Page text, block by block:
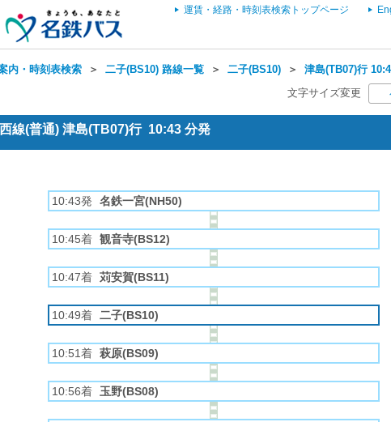
運賃・経路・時刻表検索トップページ
内・時刻表検索 ＞ 二子(BS10) 路線一覧 ＞ 二子(BS10) ＞ 津島(TB07)行
文字サイズ変更
線(普通) 津島(TB07)行 10:43 分発
10:43発 名鉄一宮(NH50)
10:45着 観音寺(BS12)
10:47着 苅安賀(BS11)
10:49着 二子(BS10)
10:51着 萩原(BS09)
10:56着 玉野(BS08)